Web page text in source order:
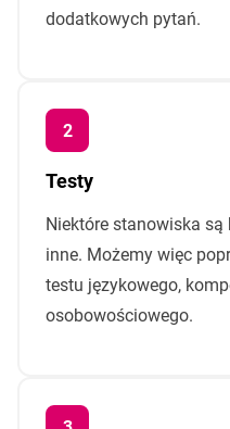
dodatkowych pytań.
Testy
Niektóre stanowiska
inne. Możemy więc
testu językowego,
osobowościowego.